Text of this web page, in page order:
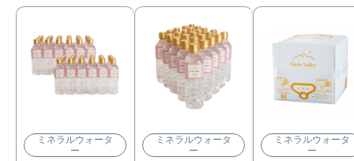
ミネラルウォータ
ー
ミネラルウォータ
ー
ミネラルウォータ
ー